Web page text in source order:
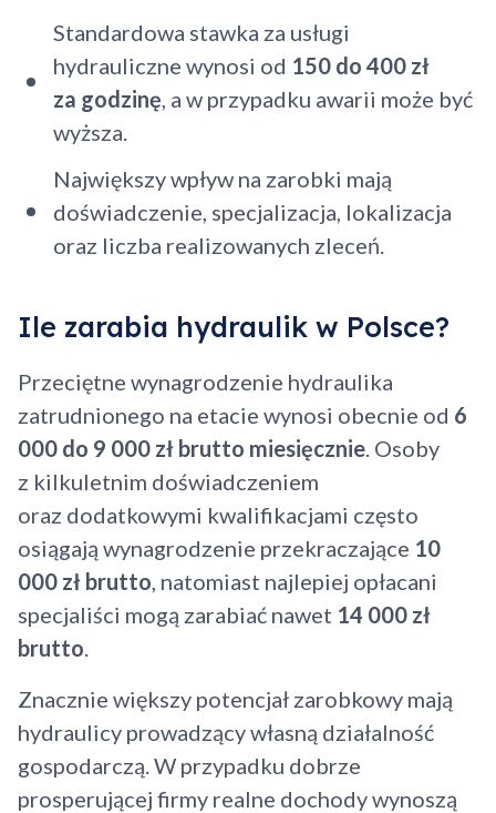
Standardowa stawka za usługi
hydrauliczne wynosi od 150 do 400 zł
za godzinę, a w przypadku awarii może być
wyższa.
Największy wpływ na zarobki mają
doświadczenie, specjalizacja, lokalizacja
oraz liczba realizowanych zleceń.
Ile zarabia hydraulik w Polsce?
Przeciętne wynagrodzenie hydraulika
zatrudnionego na etacie wynosi obecnie od 6
000 do 9 000 zł brutto miesięcznie. Osoby
z kilkuletnim doświadczeniem
oraz dodatkowymi kwalifikacjami często
osiągają wynagrodzenie przekraczające 10
000 zł brutto, natomiast najlepiej opłacani
specjaliści mogą zarabiać nawet 14 000 zł
brutto.
Znacznie większy potencjał zarobkowy mają
hydraulicy prowadzący własną działalność
gospodarczą. W przypadku dobrze
prosperującej firmy realne dochody wynoszą